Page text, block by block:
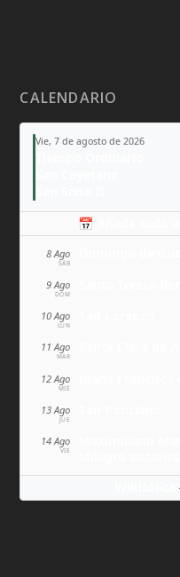
CALENDARIO
Vie, 7 de agosto de 2026
📅 Añade todo
8 Ago
SÁB
9 Ago
DOM
10 Ago
LUN
11 Ago
MAR
12 Ago
MIÉ
13 Ago
JUE
14 Ago
VIE
·